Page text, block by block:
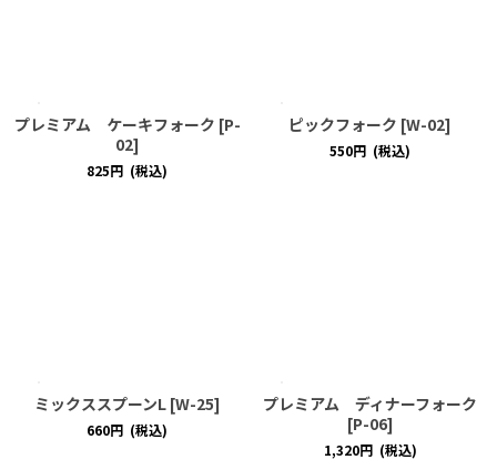
プレミアム ケーキフォーク [P-
02]
825円 (税込)
ピックフォーク [W-02]
550円 (税込)
ミックススプーンL [W-25]
660円 (税込)
プレミアム ディナーフォーク
[P-06]
1,320円 (税込)